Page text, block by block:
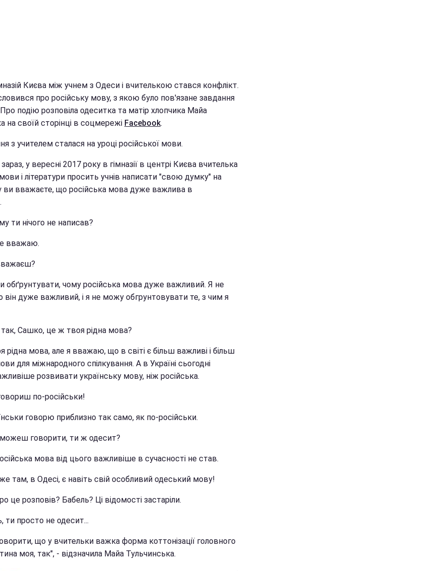
Києва між учнем з Одеси і вчителькою стався конфлікт.
про російську мову, з якою було пов'язане завдання
подію розповіла одеситка та матір хлопчика Майа
на своїй сторінці в соцмережі Facebook.
з учителем сталася на уроці російської мови.
у вересні 2017 року в гімназії в центрі Києва вчителька
і літератури просить учнів написати "свою думку" на
ви вважаєте, що російська мова дуже важлива в
ти нічого не написав?
вважаю.
обґрунтувати, чому російська мова дуже важливий. Я не
дуже важливий, і я не можу обгрунтовувати те, з чим я
Сашко, це ж твоя рідна мова?
рідна мова, але я вважаю, що в світі є більш важливі і більш
для міжнародного спілкування. А в Україні сьогодні
розвивати українську мову, ніж російська.
по-російськи!
говорю приблизно так само, як по-російськи.
говорити, ти ж одесит?
мова від цього важливіше в сучасності не став.
там, в Одесі, є навіть свій особливий одеський мову!
це розповів? Бабель? Ці відомості застаріли.
ти просто не одесит...
що у вчительки важка форма коттонізації головного
моя, так", - відзначила Майа Тульчинська.